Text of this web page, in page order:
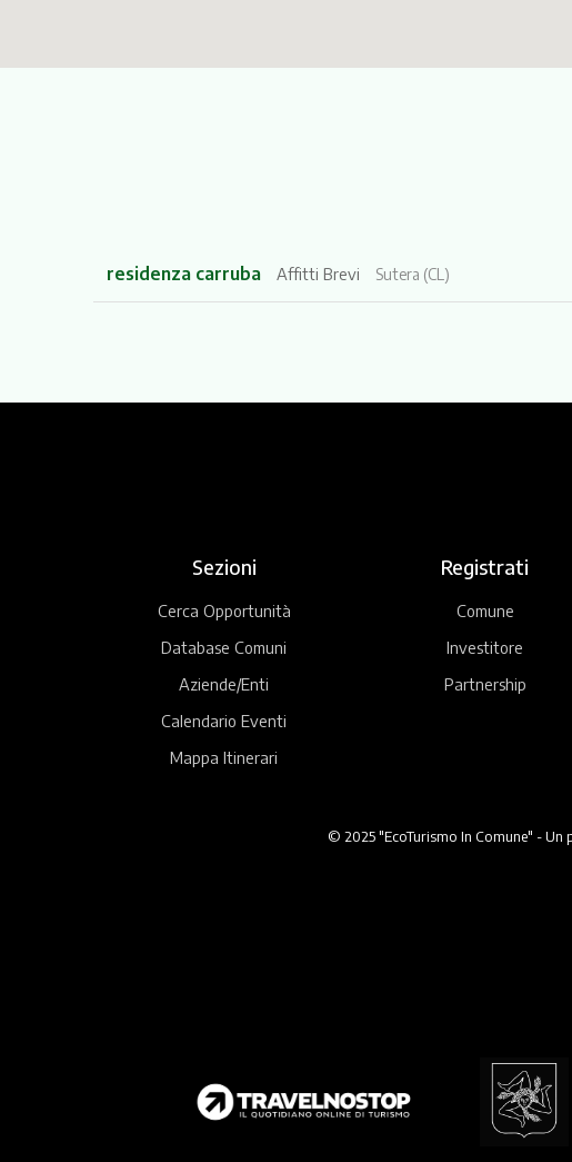
residenza carruba Affitti Brevi Sutera (CL)
Sezioni
Cerca Opportunità
Database Comuni
Aziende/Enti
Calendario Eventi
Mappa Itinerari
Registrati
Comune
Investitore
Partnership
© 2025 "EcoTurismo In Comune" -